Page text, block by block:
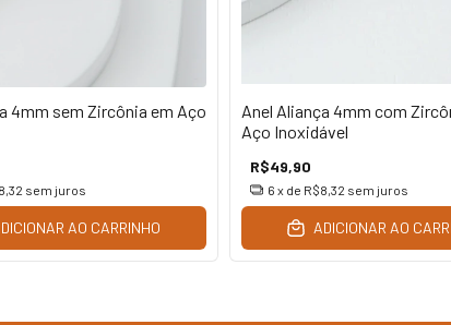
4mm sem Zircônia em Aço
sem juros
AO CARRINHO
Anel Aliança 4mm com
Aço Inoxidável
R$49,90
6 x de R$8,32 sem juros
ADICIONAR AO